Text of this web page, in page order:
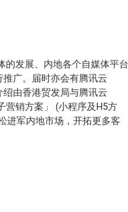
的发展、内地各个自媒体平台
广。届时亦会有腾讯云
由香港贸发局与腾讯云
营销方案」 (小程序及H5方
进军内地市场，开拓更多客